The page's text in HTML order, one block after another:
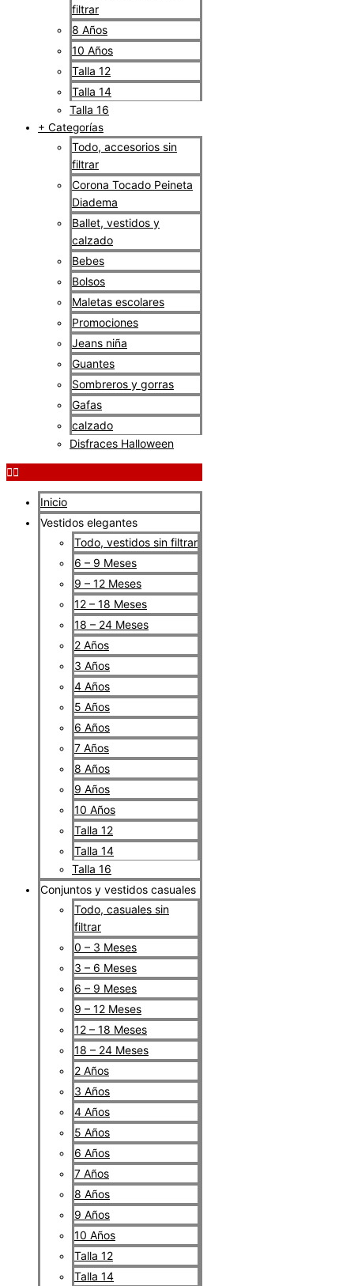
filtrar
8 Años
10 Años
Talla 12
Talla 14
Talla 16
+ Categorías
Todo, accesorios sin
filtrar
Corona Tocado Peineta
Diadema
Ballet, vestidos y
calzado
Bebes
Bolsos
Maletas escolares
Promociones
Jeans niña
Guantes
Sombreros y gorras
Gafas
calzado
Disfraces Halloween
Inicio
Vestidos elegantes
Todo, vestidos sin filtrar
6 – 9 Meses
9 – 12 Meses
12 – 18 Meses
18 – 24 Meses
2 Años
3 Años
4 Años
5 Años
6 Años
7 Años
8 Años
9 Años
10 Años
Talla 12
Talla 14
Talla 16
Conjuntos y vestidos casuales
Todo, casuales sin
filtrar
0 – 3 Meses
3 – 6 Meses
6 – 9 Meses
9 – 12 Meses
12 – 18 Meses
18 – 24 Meses
2 Años
3 Años
4 Años
5 Años
6 Años
7 Años
8 Años
9 Años
10 Años
Talla 12
Talla 14